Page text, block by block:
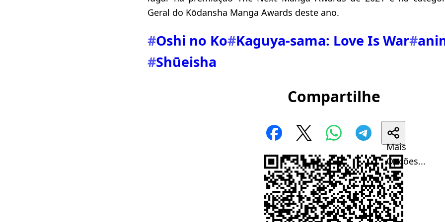
Geral do Kōdansha Manga Awards deste ano.
#Oshi no Ko#Kaguya-sama: Love Is War#
#Shūeisha
Compartilhe
Mais
Opções...